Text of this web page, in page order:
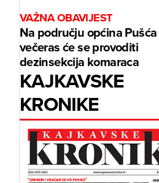
VAŽNA OBAVIJEST
Na području općina Pušća
večeras će se provoditi
dezinsekcija komaraca
KAJKAVSKE
KRONIKE